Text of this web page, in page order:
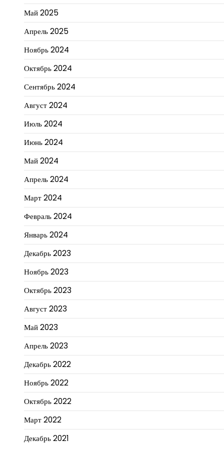
Май 2025
Апрель 2025
Ноябрь 2024
Октябрь 2024
Сентябрь 2024
Август 2024
Июль 2024
Июнь 2024
Май 2024
Апрель 2024
Март 2024
Февраль 2024
Январь 2024
Декабрь 2023
Ноябрь 2023
Октябрь 2023
Август 2023
Май 2023
Апрель 2023
Декабрь 2022
Ноябрь 2022
Октябрь 2022
Март 2022
Декабрь 2021